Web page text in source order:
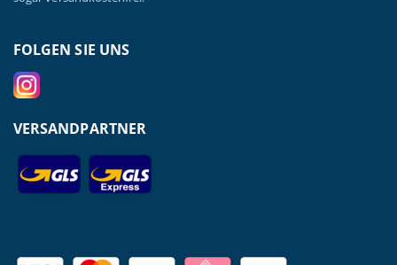
FOLGEN SIE UNS
VERSANDPARTNER